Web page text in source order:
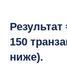
150
ниже).